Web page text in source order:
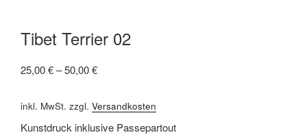
Tibet Terrier 02
25,00€–50,00€
inkl. MwSt. zzgl. Versandkosten
Kunstdruck inklusive Passepartout